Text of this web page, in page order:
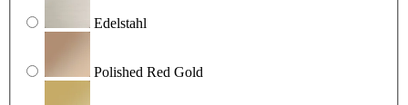
Edelstahl
Polished Red Gold